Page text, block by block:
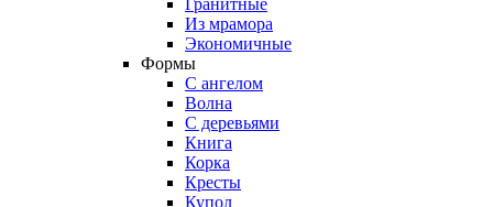
Гранитные
Из мрамора
Экономичные
Формы
С ангелом
Волна
С деревьями
Книга
Корка
Кресты
Купол